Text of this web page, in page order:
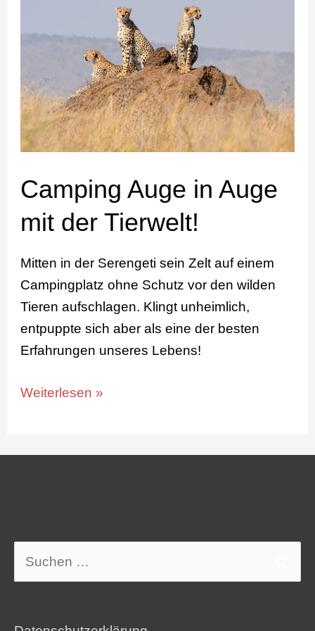
Camping Auge in Auge
mit der Tierwelt!
Mitten in der Serengeti sein Zelt auf einem
Campingplatz ohne Schutz vor den wilden
Tieren aufschlagen. Klingt unheimlich,
entpuppte sich aber als eine der besten
Erfahrungen unseres Lebens!
der
Tierwelt!
Weiterlesen »
Suchen
nach: